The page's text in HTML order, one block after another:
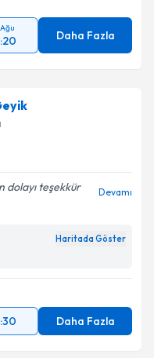
Daha Fazla
dolayı teşekkür
Devamı
Haritada Göster
Daha Fazla